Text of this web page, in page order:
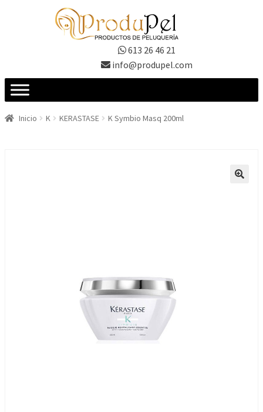
613 26 46 21
info@produpel.com
Inicio K KERASTASE K Symbio Masq 200ml